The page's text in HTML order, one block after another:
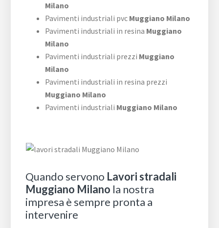
Milano
Pavimenti industriali pvc Muggiano Milano
Pavimenti industriali in resina Muggiano
Milano
Pavimenti industriali prezzi Muggiano
Milano
Pavimenti industriali in resina prezzi
Muggiano Milano
Pavimenti industriali Muggiano Milano
Quando servono Lavori stradali
Muggiano Milano la nostra
impresa è sempre pronta a
intervenire